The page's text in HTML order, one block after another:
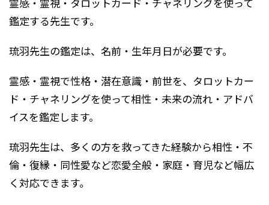
鑑定する先生です。
琉羽先生の鑑定は、名前・生年月日が必要です。
霊感・霊視で性格・潜在意識・前世を、タロットカー
ド・チャネリングを使って相性・未来の流れ・アドバ
イスを鑑定します。
琉羽先生は、多くの方を救ってきた経験から相性・不
倫・復縁・同性愛など恋愛全般・家庭・育児など幅広
く対応できます。